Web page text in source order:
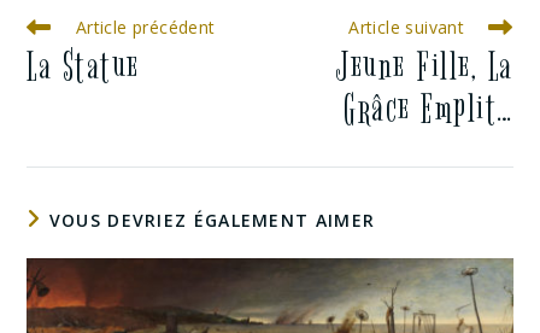
Article précédent
La Statue
Article suivant
Jeune Fille, La
Grâce Emplit…
VOUS DEVRIEZ ÉGALEMENT AIMER